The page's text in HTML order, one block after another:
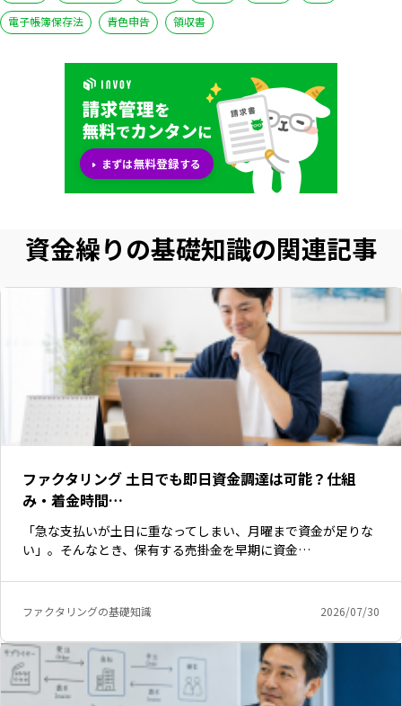
電子帳簿保存法
青色申告 領収書
資金繰りの基礎知識の関連記事
ファクタリング 土日でも即日資金調達は可能？仕組
み・着金時間…
「急な支払いが土日に重なってしまい、月曜まで資金が足りな
い」。そんなとき、保有する売掛金を早期に資金…
ファクタリングの基礎知識 2026/07/30